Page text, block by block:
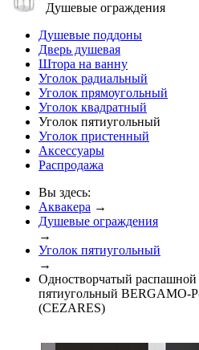
Душевые ограждения
Душевые поддоны
Дверь душевая
Штора на ванну
Уголок радиальный
Уголок прямоугольный
Уголок квадратный
Уголок пятиугольный
Уголок пристенный
Аксессуары
Распродажа
Вы здесь:
Аквакера →
Душевые ограждения
→
Уголок пятиугольный
→
Одностворчатый
пятиугольный BERGAMO-
(CEZARES)